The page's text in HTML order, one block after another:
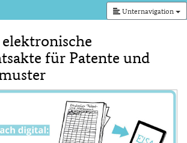
Unternavigation
elektronische
für Patente und